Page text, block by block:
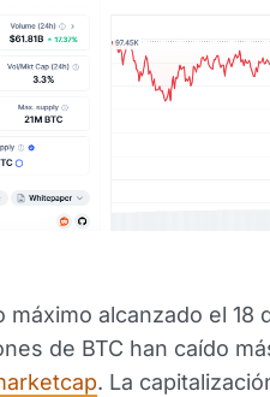
máximo alcanzado el 18
de BTC han caído
. La